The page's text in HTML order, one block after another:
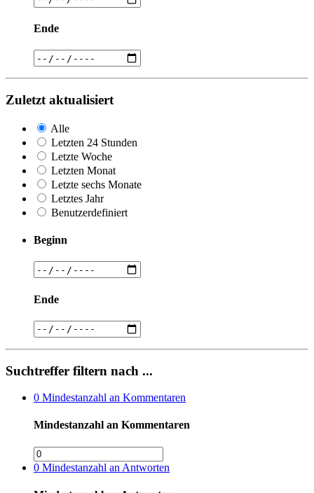
Ende
Zuletzt aktualisiert
Alle
Letzten 24 Stunden
Letzte Woche
Letzten Monat
Letzte sechs Monate
Letztes Jahr
Benutzerdefiniert
Beginn
Ende
Suchtreffer filtern nach ...
0 Mindestanzahl an Kommentaren
Mindestanzahl an Kommentaren
0 Mindestanzahl an Antworten